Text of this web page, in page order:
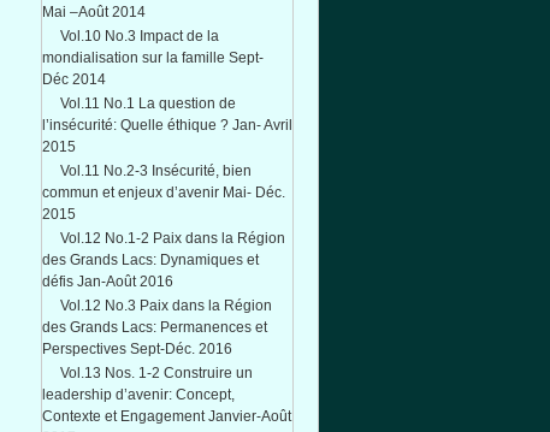
Mai –Août 2014
Vol.10 No.3 Impact de la
mondialisation sur la famille Sept-
Déc 2014
Vol.11 No.1 La question de
l’insécurité: Quelle éthique ? Jan- Avril
2015
Vol.11 No.2-3 Insécurité, bien
commun et enjeux d’avenir Mai- Déc.
2015
Vol.12 No.1-2 Paix dans la Région
des Grands Lacs: Dynamiques et
défis Jan-Août 2016
Vol.12 No.3 Paix dans la Région
des Grands Lacs: Permanences et
Perspectives Sept-Déc. 2016
Vol.13 Nos. 1-2 Construire un
leadership d’avenir: Concept,
Contexte et Engagement Janvier-Août